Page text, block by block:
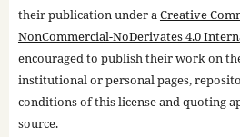
their publication under aCreative
NonCommercial-NoDerivates 4.0
encouraged to publish their work on
institutional or personal pages,
conditions of this license and quoting
source.